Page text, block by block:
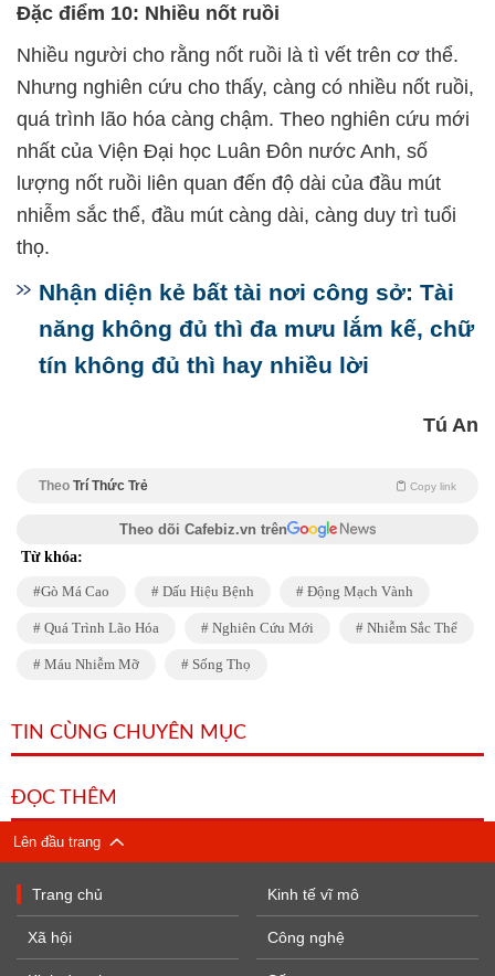
Đặc điểm 10: Nhiều nốt ruồi
Nhiều người cho rằng nốt ruồi là tì vết trên cơ thể.
Nhưng nghiên cứu cho thấy, càng có nhiều nốt ruồi,
quá trình lão hóa càng chậm. Theo nghiên cứu mới
nhất của Viện Đại học Luân Đôn nước Anh, số
lượng nốt ruồi liên quan đến độ dài của đầu mút
nhiễm sắc thể, đầu mút càng dài, càng duy trì tuổi
thọ.
Nhận diện kẻ bất tài nơi công sở: Tài
năng không đủ thì đa mưu lắm kế, chữ
tín không đủ thì hay nhiều lời
Tú An
Theo Trí Thức Trẻ Copy link
Theo dõi Cafebiz.vn trên
Từ khóa:
Gò Má Cao Dấu Hiệu Bệnh Động Mạch Vành
Quá Trình Lão Hóa Nghiên Cứu Mới Nhiễm Sắc Thể
Máu Nhiễm Mỡ Sống Thọ
TIN CÙNG CHUYÊN MỤC
ĐỌC THÊM
Lên đầu trang
Trang chủ
Xã hội
Kinh tế vĩ mô
Công nghệ